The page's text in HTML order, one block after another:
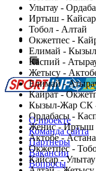
Улытау -
Иртыш - Кайсар
Тобол - Алтай
Окжетпес -
Елимай -
Каспий -
Жетысу -
Елимай -
Кайрат -
Кызыл-Жар СК
Ордабасы -
Женис - Иртыш
Актобе - Астана
Окжетпес -
Кайсар - Улытау
Есть идея?
Сообщить о
Перейти на
О проекте
Команда сайта
Партнеры
Вакансии
Вопросы